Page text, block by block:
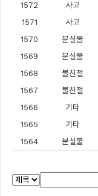
1572
사고
1571
사고
1570
분실물
1569
분실물
1568
불친절
1567
불친절
1566
기타
1565
기타
1564
분실물